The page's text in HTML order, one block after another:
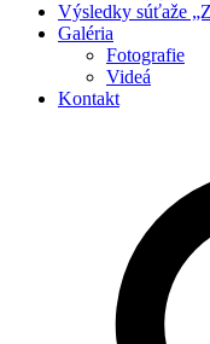
Výsledky súťaže
Galéria
Fotografie
Videá
Kontakt